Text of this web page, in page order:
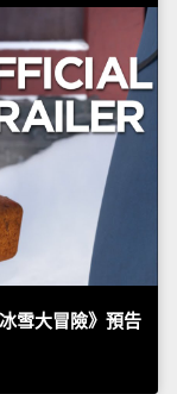
雪大冒險》預告